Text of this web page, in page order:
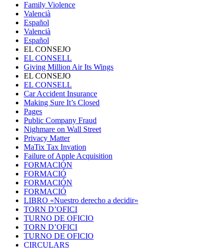
Family Violence
Valencià
Español
Valencià
Español
EL CONSEJO
EL CONSELL
Giving Million Air Its Wings
EL CONSEJO
EL CONSELL
Car Accident Insurance
Making Sure It’s Closed
Pages
Public Company Fraud
Nighmare on Wall Street
Privacy Matter
MaTix Tax Invation
Failure of Apple Acquisition
FORMACIÓN
FORMACIÓ
FORMACIÓN
FORMACIÓ
LIBRO «Nuestro derecho a decidir»
TORN D’OFICI
TURNO DE OFICIO
TORN D’OFICI
TURNO DE OFICIO
CIRCULARS